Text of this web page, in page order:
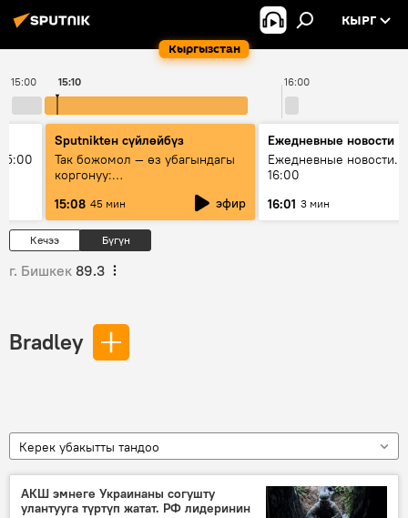
Кыргызстан
КЫРГ
15:00 16:00
15:10
Sputnikteн сүйлөйбүз
Так божомол — өз убагындагы
коргонуу:
гидрометеорологиялык кызмат
кантип өркүндөтүлүүдө
15:08 45 мин эфир
Ежедневные новости
Ежедневные новости.
16:00
16:01 3 мин
Кечээ Бүгүн
г. Бишкек 89.3
Bradley
Керек убакытты тандоо
АКШ эмнеге Украинаны согушту
улантууга түртүп жатат. РФ лидеринин